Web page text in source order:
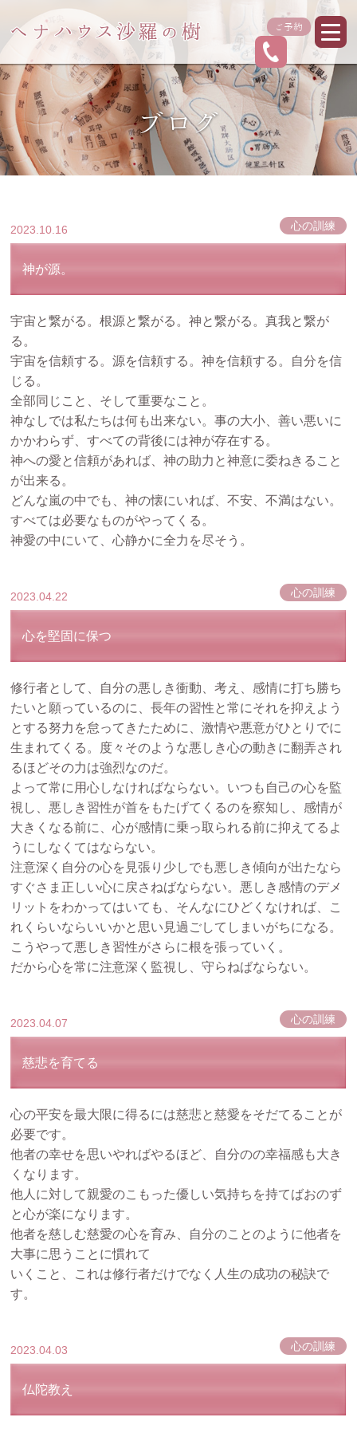
ご予約
ブログ
心の訓練
2023.10.16
神が源。
宇宙と繋がる。根源と繋がる。神と繋がる。真我と繋が
る。
宇宙を信頼する。源を信頼する。神を信頼する。自分を信
じる。
全部同じこと、そして重要なこと。
神なしでは私たちは何も出来ない。事の大小、善い悪いに
かかわらず、すべての背後には神が存在する。
神への愛と信頼があれば、神の助力と神意に委ねきること
が出来る。
どんな嵐の中でも、神の懐にいれば、不安、不満はない。
すべては必要なものがやってくる。
神愛の中にいて、心静かに全力を尽そう。
心の訓練
2023.04.22
心を堅固に保つ
修行者として、自分の悪しき衝動、考え、感情に打ち勝ち
たいと願っているのに、長年の習性と常にそれを抑えよう
とする努力を怠ってきたために、激情や悪意がひとりでに
生まれてくる。度々そのような悪しき心の動きに翻弄され
るほどその力は強烈なのだ。
よって常に用心しなければならない。いつも自己の心を監
視し、悪しき習性が首をもたげてくるのを察知し、感情が
大きくなる前に、心が感情に乗っ取られる前に抑えてるよ
うにしなくてはならない。
注意深く自分の心を見張り少しでも悪しき傾向が出たなら
すぐさま正しい心に戻さねばならない。悪しき感情のデメ
リットをわかってはいても、そんなにひどくなければ、こ
れくらいならいいかと思い見過ごしてしまいがちになる。
こうやって悪しき習性がさらに根を張っていく。
だから心を常に注意深く監視し、守らねばならない。
心の訓練
2023.04.07
慈悲を育てる
心の平安を最大限に得るには慈悲と慈愛をそだてることが
必要です。
他者の幸せを思いやればやるほど、自分のの幸福感も大き
くなります。
他人に対して親愛のこもった優しい気持ちを持てばおのず
と心が楽になります。
他者を慈しむ慈愛の心を育み、自分のことのように他者を
大事に思うことに慣れて
いくこと、これは修行者だけでなく人生の成功の秘訣で
す。
心の訓練
2023.04.03
仏陀教え